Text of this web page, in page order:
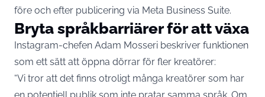
före och efter publicering via Meta Business Suite.
Bryta språkbarriärer för att växa
Instagram-chefen Adam Mosseri beskriver funktionen
som ett sätt att öppna dörrar för fler kreatörer:
“Vi tror att det finns otroligt många kreatörer som har